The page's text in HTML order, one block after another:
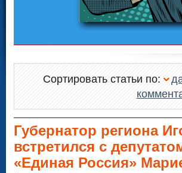
Сортировать статьи по:
Губернатор региона
встретился с
«Единая Россия»